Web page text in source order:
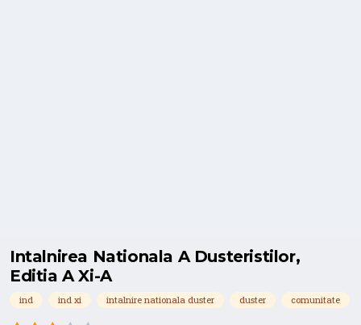
Intalnirea Nationala A Dusteristilor,
Editia A Xi-A
ind ind xi intalnire nationala duster duster comunitate